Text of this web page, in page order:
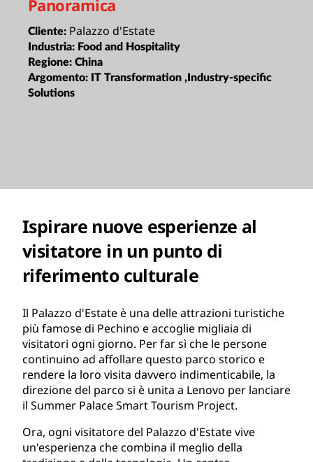
Panoramica
Cliente: Palazzo d'Estate
Industria: Food and Hospitality
Regione: China
Argomento: IT Transformation ,Industry-specific
Solutions
Ispirare nuove esperienze al
visitatore in un punto di
riferimento culturale
Il Palazzo d'Estate è una delle attrazioni turistiche
più famose di Pechino e accoglie migliaia di
visitatori ogni giorno. Per far sì che le persone
continuino ad affollare questo parco storico e
rendere la loro visita davvero indimenticabile, la
direzione del parco si è unita a Lenovo per lanciare
il Summer Palace Smart Tourism Project.
Ora, ogni visitatore del Palazzo d'Estate vive
un'esperienza che combina il meglio della